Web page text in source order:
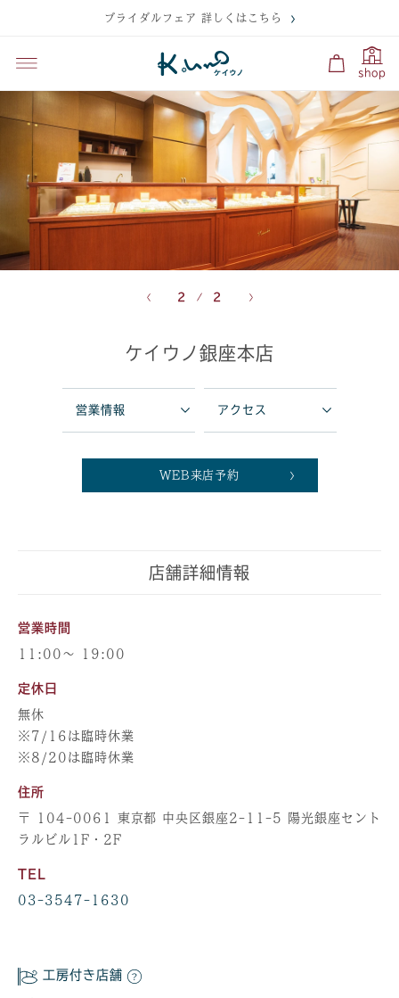
ブライダルフェア 詳しくはこちら
shop
2 2
ケイウノ銀座本店
営業情報 アクセス
WEB来店予約
店舗詳細情報
営業時間
11:00～ 19:00
定休日
無休
※7/16は臨時休業
※8/20は臨時休業
住所
〒 104-0061 東京都 中央区銀座2-11-5 陽光銀座セント
ラルビル1F・2F
TEL
03-3547-1630
工房付き店舗